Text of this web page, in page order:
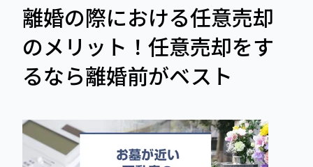
離婚の際における任意売却
のメリット！任意売却をす
るなら離婚前がベスト